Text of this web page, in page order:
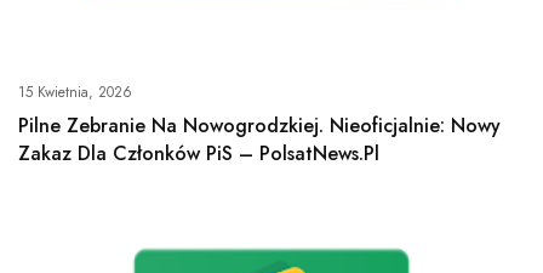
15 Kwietnia, 2026
Pilne Zebranie Na Nowogrodzkiej. Nieoficjalnie: Nowy
Zakaz Dla Członków PiS – PolsatNews.pl